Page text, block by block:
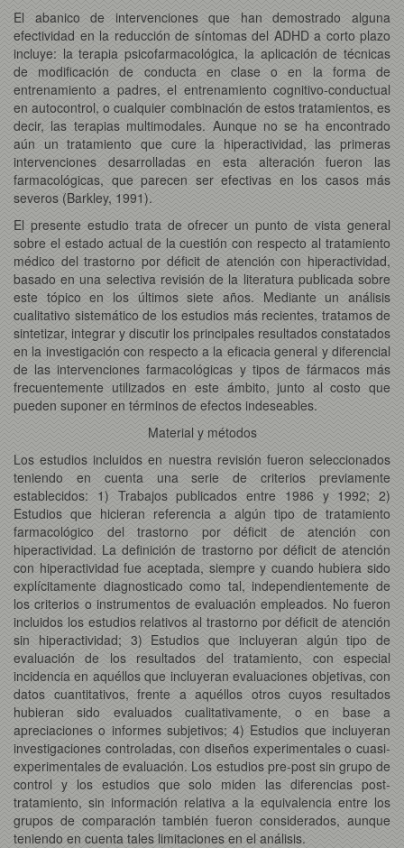
El abanico de intervenciones que han demostrado alguna
efectividad en la reducción de síntomas del ADHD a corto plazo
incluye: la terapia psicofarmacológica, la aplicación de técnicas
de modificación de conducta en clase o en la forma de
entrenamiento a padres, el entrenamiento cognitivo-conductual
en autocontrol, o cualquier combinación de estos tratamientos, es
decir, las terapias multimodales. Aunque no se ha encontrado
aún un tratamiento que cure la hiperactividad, las primeras
intervenciones desarrolladas en esta alteración fueron las
farmacológicas, que parecen ser efectivas en los casos más
severos (Barkley, 1991).
El presente estudio trata de ofrecer un punto de vista general
sobre el estado actual de la cuestión con respecto al tratamiento
médico del trastorno por déficit de atención con hiperactividad,
basado en una selectiva revisión de la literatura publicada sobre
este tópico en los últimos siete años. Mediante un análisis
cualitativo sistemático de los estudios más recientes, tratamos de
sintetizar, integrar y discutir los principales resultados constatados
en la investigación con respecto a la eficacia general y diferencial
de las intervenciones farmacológicas y tipos de fármacos más
frecuentemente utilizados en este ámbito, junto al costo que
pueden suponer en términos de efectos indeseables.
Material y métodos
Los estudios incluidos en nuestra revisión fueron seleccionados
teniendo en cuenta una serie de criterios previamente
establecidos: 1) Trabajos publicados entre 1986 y 1992; 2)
Estudios que hicieran referencia a algún tipo de tratamiento
farmacológico del trastorno por déficit de atención con
hiperactividad. La definición de trastorno por déficit de atención
con hiperactividad fue aceptada, siempre y cuando hubiera sido
explícitamente diagnosticado como tal, independientemente de
los criterios o instrumentos de evaluación empleados. No fueron
incluidos los estudios relativos al trastorno por déficit de atención
sin hiperactividad; 3) Estudios que incluyeran algún tipo de
evaluación de los resultados del tratamiento, con especial
incidencia en aquéllos que incluyeran evaluaciones objetivas, con
datos cuantitativos, frente a aquéllos otros cuyos resultados
hubieran sido evaluados cualitativamente, o en base a
apreciaciones o informes subjetivos; 4) Estudios que incluyeran
investigaciones controladas, con diseños experimentales o cuasi-
experimentales de evaluación. Los estudios pre-post sin grupo de
control y los estudios que solo miden las diferencias post-
tratamiento, sin información relativa a la equivalencia entre los
grupos de comparación también fueron considerados, aunque
teniendo en cuenta tales limitaciones en el análisis.